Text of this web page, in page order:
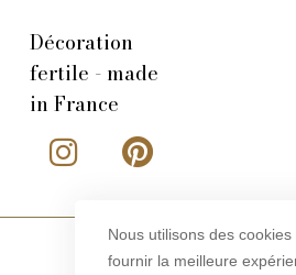
Décoration
fertile - made
in France
Nous utilisons des
fournir la meilleure